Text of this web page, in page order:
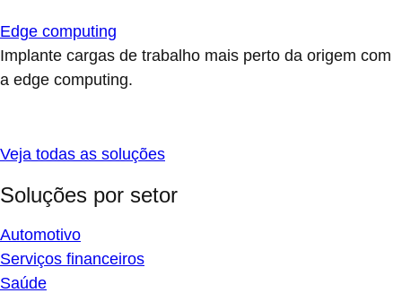
Edge computing
Implante cargas de trabalho mais perto da origem com
a edge computing.
Veja todas as soluções
Soluções por setor
Automotivo
Serviços financeiros
Saúde